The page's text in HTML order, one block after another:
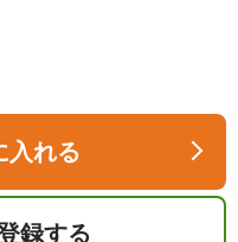
入れる
録する